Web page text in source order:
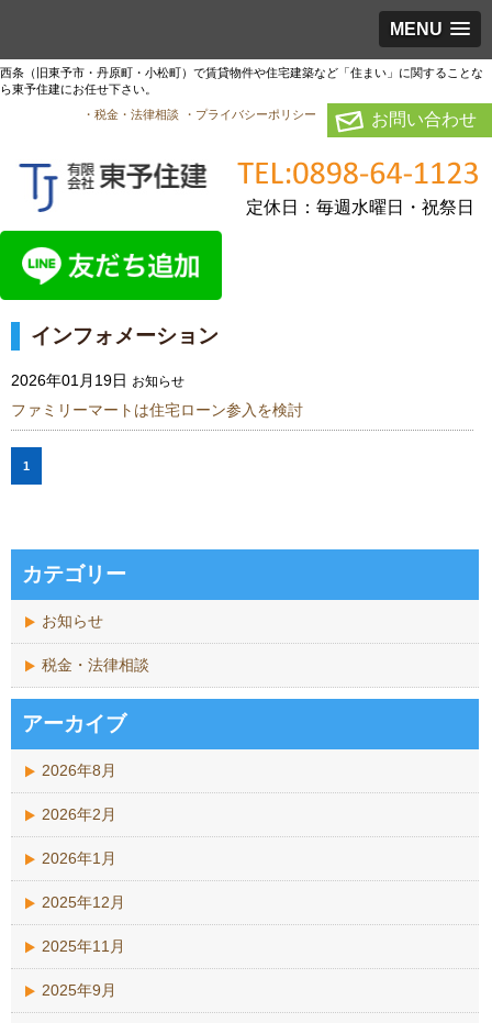
MENU
西条（旧東予市・丹原町・小松町）で賃貸物件や住宅建築など「住まい」に関することな
ら東予住建にお任せ下さい。
・税金・法律相談
・プライバシーポリシー お問い合わせ
定休日：毎週水曜日・祝祭日
インフォメーション
2026年01月19日 お知らせ
ファミリーマートは住宅ローン参入を検討
1
カテゴリー
お知らせ
税金・法律相談
アーカイブ
2026年8月
2026年2月
2026年1月
2025年12月
2025年11月
2025年9月